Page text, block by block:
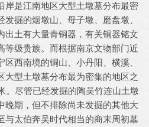
岸是江南地区大型土墩墓分布最密
掘的烟墩山、母子墩、磨盘墩、
出土有大量青铜器，有关铜器铭文
等级贵族。而根据南京文物部门近
西南境的铜山、小丹阳、横溪、
大型土墩墓分布最为密集的地区之
。尽管已经发掘的陶吴竹连山土墩
晚期，但不排除尚未发掘的其他大
与太伯奔吴时代相当的商末周初墓